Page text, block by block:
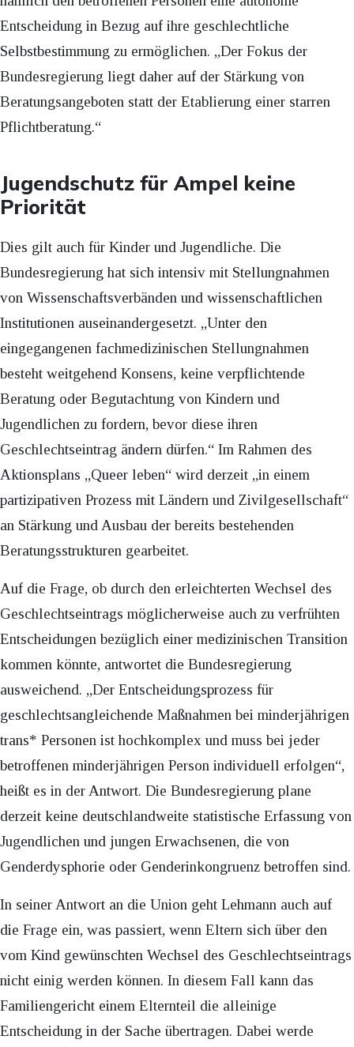
Entscheidung in Bezug auf ihre geschlechtliche
Selbstbestimmung zu ermöglichen. „Der Fokus der
Bundesregierung liegt daher auf der Stärkung von
Beratungsangeboten statt der Etablierung einer starren
Pflichtberatung.“
Jugendschutz für Ampel keine
Priorität
Dies gilt auch für Kinder und Jugendliche. Die
Bundesregierung hat sich intensiv mit Stellungnahmen
von Wissenschaftsverbänden und wissenschaftlichen
Institutionen auseinandergesetzt. „Unter den
eingegangenen fachmedizinischen Stellungnahmen
besteht weitgehend Konsens, keine verpflichtende
Beratung oder Begutachtung von Kindern und
Jugendlichen zu fordern, bevor diese ihren
Geschlechtseintrag ändern dürfen.“ Im Rahmen des
Aktionsplans „Queer leben“ wird derzeit „in einem
partizipativen Prozess mit Ländern und Zivilgesellschaft“
an Stärkung und Ausbau der bereits bestehenden
Beratungsstrukturen gearbeitet.
Auf die Frage, ob durch den erleichterten Wechsel des
Geschlechtseintrags möglicherweise auch zu verfrühten
Entscheidungen bezüglich einer medizinischen Transition
kommen könnte, antwortet die Bundesregierung
ausweichend. „Der Entscheidungsprozess für
geschlechtsangleichende Maßnahmen bei minderjährigen
trans* Personen ist hochkomplex und muss bei jeder
betroffenen minderjährigen Person individuell erfolgen“,
heißt es in der Antwort. Die Bundesregierung plane
derzeit keine deutschlandweite statistische Erfassung von
Jugendlichen und jungen Erwachsenen, die von
Genderdysphorie oder Genderinkongruenz betroffen sind.
In seiner Antwort an die Union geht Lehmann auch auf
die Frage ein, was passiert, wenn Eltern sich über den
vom Kind gewünschten Wechsel des Geschlechtseintrags
nicht einig werden können. In diesem Fall kann das
Familiengericht einem Elternteil die alleinige
Entscheidung in der Sache übertragen. Dabei werde